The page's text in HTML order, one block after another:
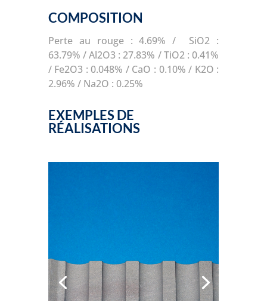
COMPOSITION
Perte au rouge : 4.69% / SiO2 :
63.79% / Al2O3 : 27.83% / TiO2 : 0.41%
/ Fe2O3 : 0.048% / CaO : 0.10% / K2O :
2.96% / Na2O : 0.25%
EXEMPLES DE
RÉALISATIONS